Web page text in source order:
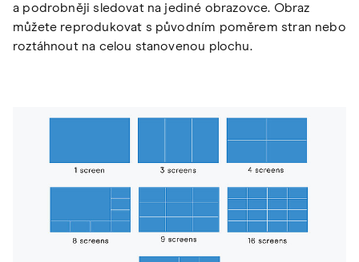
a podrobněji sledovat na jediné obrazovce. Obraz
můžete reprodukovat s původním poměrem stran nebo
roztáhnout na celou stanovenou plochu.